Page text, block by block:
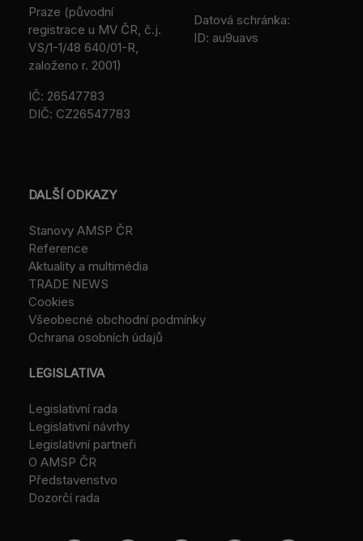
Praze (původní
registrace u MV ČR, č.j.
VS/1-1/48 640/01-R,
založeno r. 2001)
IČ: 26547783
DIČ: CZ26547783
Datová schránka:
ID: au9uavs
DALŠÍ ODKAZY
Stanovy AMSP ČR
Reference
Aktuality a multimédia
TRADE NEWS
Cookies
Všeobecné obchodní podmínky
Ochrana osobních údajů
LEGISLATIVA
Legislativní rada
Legislativní návrhy
Legislativní partneři
O AMSP ČR
Představenstvo
Dozorčí rada